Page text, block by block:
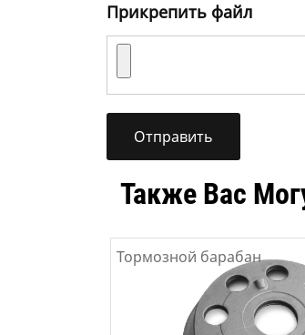
Прикрепить файл
Также Вас
Тормозной барабан